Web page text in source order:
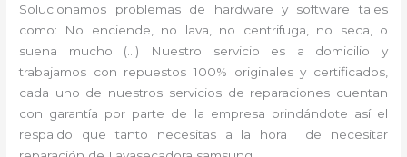
Solucionamos problemas de hardware y software tales
como: No enciende, no lava, no centrifuga, no seca, o
suena mucho (…) Nuestro servicio es a domicilio y
trabajamos con repuestos 100% originales y certificados,
cada uno de nuestros servicios de reparaciones cuentan
con garantía por parte de la empresa brindándote así el
respaldo que tanto necesitas a la hora de necesitar